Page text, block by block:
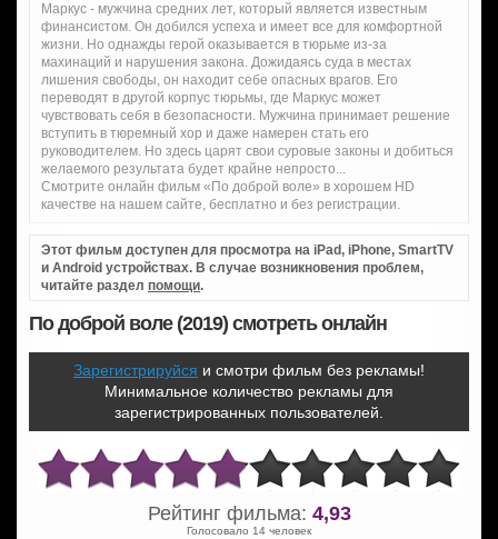
Маркус - мужчина средних лет, который является известным
финансистом. Он добился успеха и имеет все для комфортной
жизни. Но однажды герой оказывается в тюрьме из-за
махинаций и нарушения закона. Дожидаясь суда в местах
лишения свободы, он находит себе опасных врагов. Его
переводят в другой корпус тюрьмы, где Маркус может
чувствовать себя в безопасности. Мужчина принимает решение
вступить в тюремный хор и даже намерен стать его
руководителем. Но здесь царят свои суровые законы и добиться
желаемого результата будет крайне непросто...
Смотрите онлайн фильм «По доброй воле» в хорошем HD
качестве на нашем сайте, бесплатно и без регистрации.
Этот фильм доступен для просмотра на iPad, iPhone, SmartTV
и Android устройствах. В случае возникновения проблем,
читайте раздел помощи.
По доброй воле (2019) смотреть онлайн
Зарегистрируйся и смотри фильм без рекламы!
Минимальное количество рекламы для
зарегистрированных пользователей.
Рейтинг фильма: 4,93
Голосовало 14 человек